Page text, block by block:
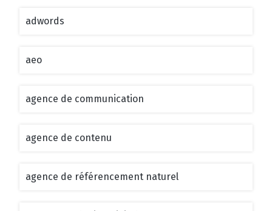
adwords
aeo
agence de communication
agence de contenu
agence de référencement naturel